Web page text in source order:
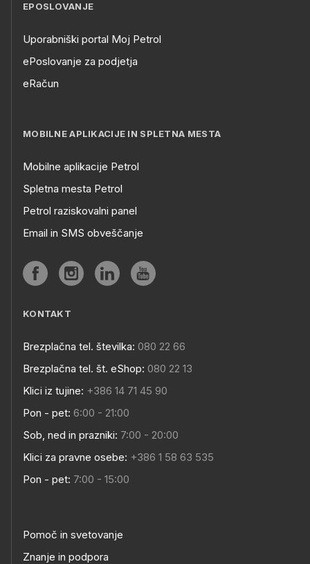
EPOSLOVANJE
Uporabniški portal Moj Petrol
ePoslovanje za podjetja
eRačun
MOBILNE APLIKACIJE IN SPLETNA MESTA
Mobilne aplikacije Petrol
Spletna mesta Petrol
Petrol raziskovalni panel
Email in SMS obveščanje
KONTAKT
Brezplačna tel. številka: 080 22 66
Brezplačna tel. št. eShop: 080 22 13
Klici iz tujine: +386 14 71 45 90
Pon - pet: 6:00 - 21:00
Sob, ned in prazniki: 7:00 - 20:00
Klici za pravne osebe: +386 1 58 63 535
Pon - pet: 7:00 - 15:00
Pomoč in svetovanje
Znanje in podpora